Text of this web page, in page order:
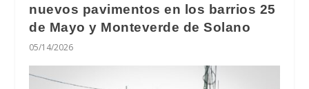
nuevos pavimentos en los barrios 25
de Mayo y Monteverde de Solano
05/14/2026